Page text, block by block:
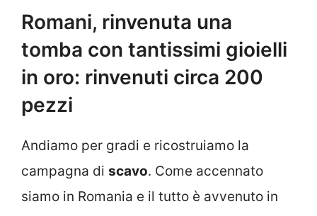
Romani, rinvenuta una
tomba con tantissimi gioielli
in oro: rinvenuti circa 200
pezzi
Andiamo per gradi e ricostruiamo la
campagna di scavo. Come accennato
siamo in Romania e il tutto è avvenuto in